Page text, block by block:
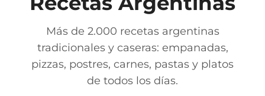
Más de 2.000 recetas argentinas
tradicionales y caseras: empanadas,
pizzas, postres, carnes, pastas y platos
de todos los días.